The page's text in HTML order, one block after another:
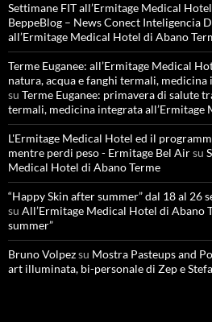
Settimane FIT all’Ermitage Medical
BeppeBlog – News Conect Inteligencia
all’Ermitage Medical Hotel di Abano
Terme Euganee: all’Ermitage Medical
natura, acqua e fanghi termali,
su Terme Euganee: primavera di salute
termali, medicina integrata all’Ermitage
L'Ermitage Medical Hotel ed il
mentre perdi peso - Ermitage Bel Airsu
Medical Hotel di Abano Terme
“Happy Skin after summer” dal 18 al 26
su All’Ermitage Medical Hotel di Abano
summer”
Bruno Volpezsu Mostra Pasteups and
art illuminata, bi-personale di Zep e